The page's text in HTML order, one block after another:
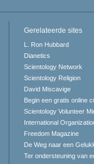
Gerelateerde sites
L. Ron Hubbard
Dianetics
Scientology Network
Scientology Religion
David Miscavige
Begin een gratis online
Scientology Volunteer
International
Freedom Magazine
De Weg naar een
Ter ondersteuning van